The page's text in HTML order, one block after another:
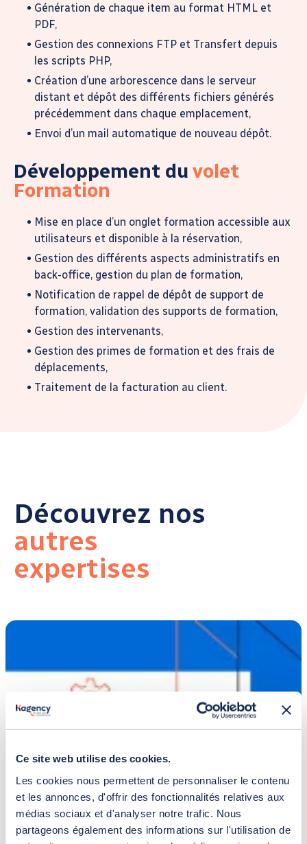
Ce site web utilise des cookies.
Les cookies nous permettent de personnaliser le contenu
et les annonces, d'offrir des fonctionnalités relatives aux
médias sociaux et d'analyser notre trafic. Nous
partageons également des informations sur l'utilisation de
Génération de chaque item au format HTML et
PDF,
Gestion des connexions FTP et Transfert depuis
les scripts PHP,
Création d’une arborescence dans le serveur
distant et dépôt des différents fichiers générés
précédemment dans chaque emplacement,
Envoi d’un mail automatique de nouveau dépôt.
Développement du volet
Formation
Mise en place d’un onglet formation accessible aux
utilisateurs et disponible à la réservation,
Gestion des différents aspects administratifs en
back-office, gestion du plan de formation,
Notification de rappel de dépôt de support de
formation, validation des supports de formation,
Gestion des intervenants,
Gestion des primes de formation et des frais de
déplacements,
Traitement de la facturation au client.
Découvrez nos
autres
expertises